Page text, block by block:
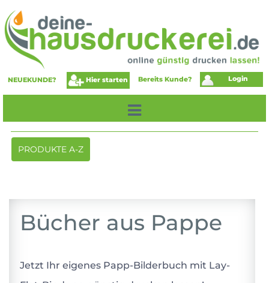
NEUEKUNDE? Hier starten Bereits Kunde? Login
Toggle
navigation
PRODUKTE A-Z
Bücher aus Pappe
Jetzt Ihr eigenes Papp-Bilderbuch mit Lay-